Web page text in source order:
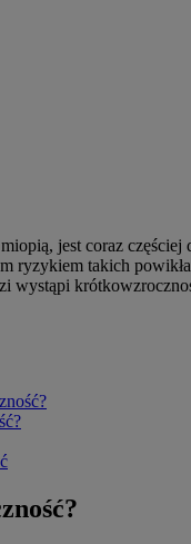
jest coraz
ryzykiem takich
wystąpi